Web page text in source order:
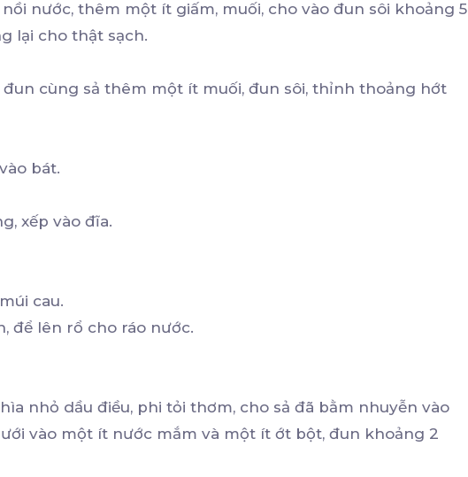
nước, thêm một ít giấm, muối, cho vào đun sôi khoảng 5
lại cho thật sạch.
đun cùng sả thêm một ít muối, đun sôi, thỉnh thoảng hớt
bát.
xếp vào đĩa.
cau.
để lên rổ cho ráo nước.
nhỏ dầu điều, phi tỏi thơm, cho sả đã bằm nhuyễn vào
vào một ít nước mắm và một ít ớt bột, đun khoảng 2